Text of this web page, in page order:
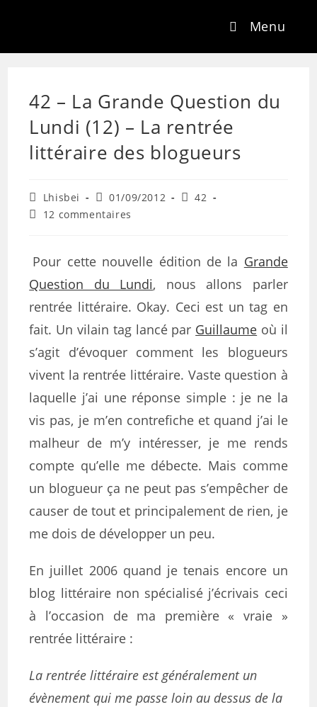
Menu
42 – La Grande Question du
Lundi (12) – La rentrée
littéraire des blogueurs
Auteur/autrice
de
Lhisbei
Publication
publiée :
01/09/2012
Post42
Commentaires
publication :
12 commentaires
Pour cette nouvelle édition de la Grande
Question du Lundi, nous allons parler
rentrée littéraire. Okay. Ceci est un tag en
fait. Un vilain tag lancé par Guillaume où il
s’agit d’évoquer comment les blogueurs
vivent la rentrée littéraire. Vaste question à
laquelle j’ai une réponse simple : je ne la
vis pas, je m’en contrefiche et quand j’ai le
malheur de m’y intéresser, je me rends
compte qu’elle me débecte. Mais comme
un blogueur ça ne peut pas s’empêcher de
causer de tout et principalement de rien, je
me dois de développer un peu.
En juillet 2006 quand je tenais encore un
blog littéraire non spécialisé j’écrivais ceci
à l’occasion de ma première « vraie »
rentrée littéraire :
La rentrée littéraire est généralement un
évènement qui me passe loin au dessus de la